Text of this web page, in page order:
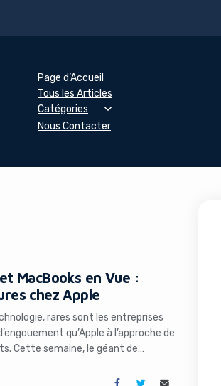
Page d’Accueil
Tous les Articles
Catégories
Nous Contacter
MacBooks en Vue :
chez Apple
rares sont les entreprises
qu’Apple à l’approche de
Cette semaine, le géant de
ses ordinateurs phares,